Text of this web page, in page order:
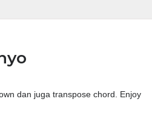
dan juga transpose chord. Enjoy